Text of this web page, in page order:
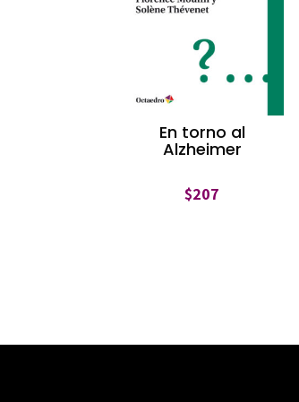
En torno al
Alzheimer
$207